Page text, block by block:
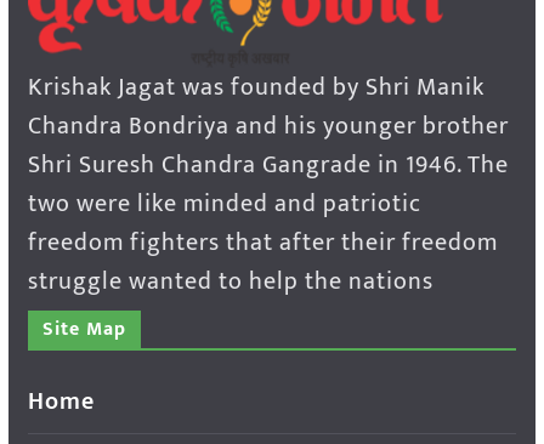
Krishak Jagat was founded by Shri Manik
Chandra Bondriya and his younger brother
Shri Suresh Chandra Gangrade in 1946. The
two were like minded and patriotic
freedom fighters that after their freedom
struggle wanted to help the nations
Site Map
Home